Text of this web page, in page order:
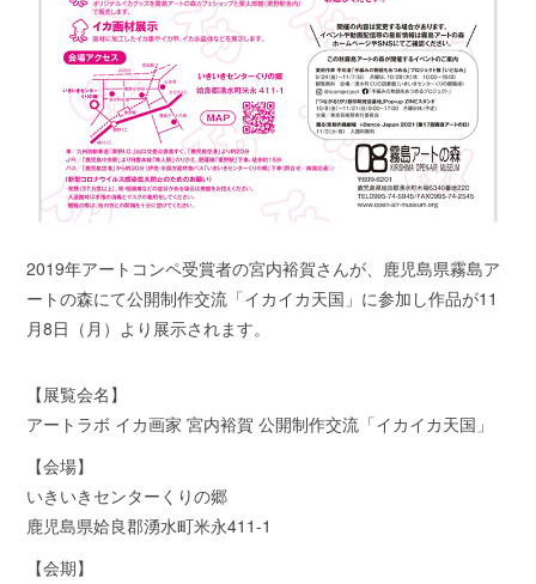
2019年アートコンペ受賞者の宮内裕賀さんが、鹿児島県霧島ア
ートの森にて公開制作交流「イカイカ天国」に参加し作品が11
月8日（月）より展示されます。
【展覧会名】
アートラボ イカ画家 宮内裕賀 公開制作交流「イカイカ天国」
【会場】
いきいきセンターくりの郷
鹿児島県姶良郡湧水町米永411-1
【会期】